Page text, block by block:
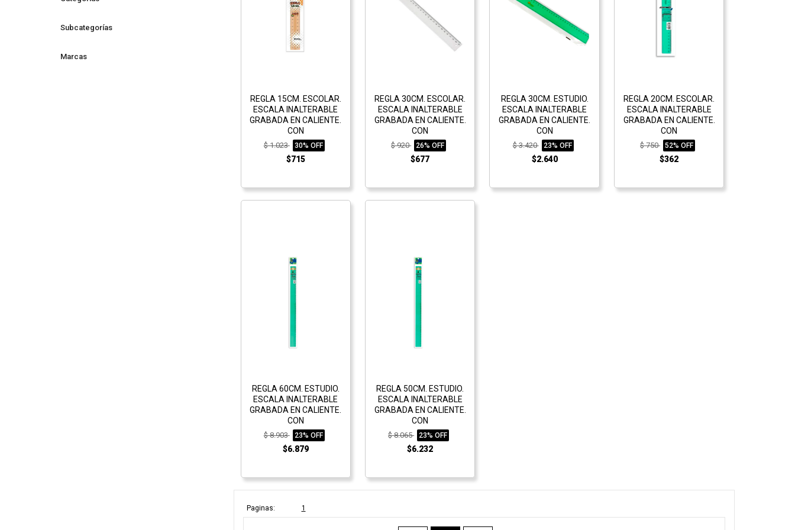
Subcategorías
Marcas
REGLA 15CM. ESCOLAR.
ESCALA INALTERABLE
GRABADA EN CALIENTE.
CON
$ 1.023 30% OFF
$715
REGLA 30CM. ESCOLAR.
ESCALA INALTERABLE
GRABADA EN CALIENTE.
CON
$ 920 26% OFF
$677
REGLA 30CM. ESTUDIO.
ESCALA INALTERABLE
GRABADA EN CALIENTE.
CON
$ 3.420 23% OFF
$2.640
REGLA 20CM. ESCOLAR.
ESCALA INALTERABLE
GRABADA EN CALIENTE.
CON
$ 750 52% OFF
$362
REGLA 60CM. ESTUDIO.
ESCALA INALTERABLE
GRABADA EN CALIENTE.
CON
$ 8.903 23% OFF
$6.879
REGLA 50CM. ESTUDIO.
ESCALA INALTERABLE
GRABADA EN CALIENTE.
CON
$ 8.065 23% OFF
$6.232
Paginas: 1